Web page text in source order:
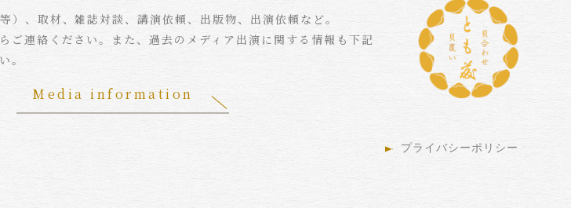
）、取材、雑誌対談、講演依頼、出版物、出演依頼など。
ご連絡ください。また、過去のメディア出演に関する情報も下記
。
Media information
プライバシーポリシー